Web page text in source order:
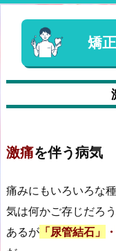
矯
激痛を伴う病気
痛みにもいろいろな
気は何かご存じだろ
あるが 「尿管結石」 ・